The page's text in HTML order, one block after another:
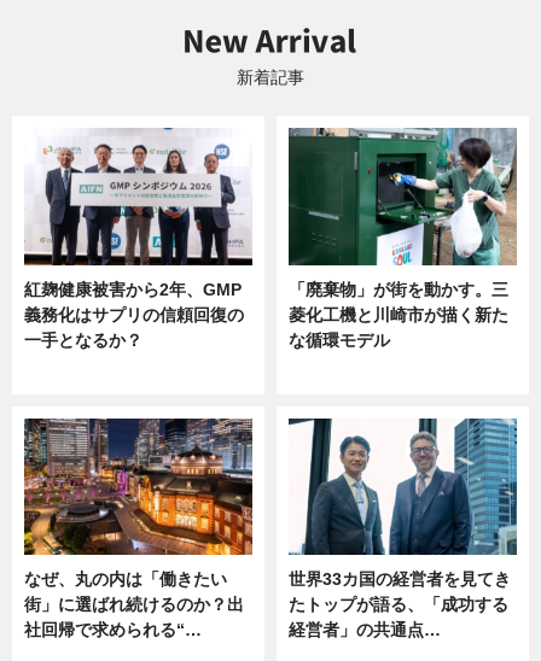
新着記事
紅麹健康被害から2年、GMP
義務化はサプリの信頼回復の
一手となるか？
「廃棄物」が街を動かす。三
菱化工機と川崎市が描く新た
な循環モデル
なぜ、丸の内は「働きたい
街」に選ばれ続けるのか？出
社回帰で求められる“…
世界33カ国の経営者を見てき
たトップが語る、「成功する
経営者」の共通点…